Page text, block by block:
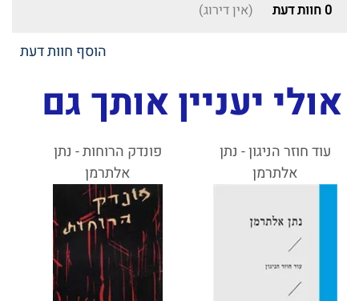
0 חוות דעת (אין דירוג)
הוסף חוות דעת
אולי יעניין אותך גם
עוד חוזר הניגון - נתן
אלתרמן
פונדק הרוחות - נתן
אלתרמן